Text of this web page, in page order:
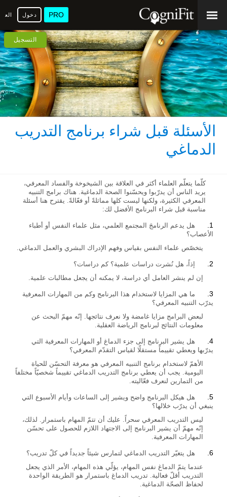
PRO دخول
التسجيل
الأسئلة قبل شراء برنامج التدريب
الدماغي
كلّما يتعلّم العلماء أكثر في العلاقة بين الشيخوخة والفساد المعرفي،
يريد الناس أن يدرّبوا ويحسّنوا الصحة الدماغية. هناك برامج التنبيه
المعرفي الكثيرة، ولكنها ليست كلها مماثلةً أو فعّالةً. يقترح هنا أسئلة
مناسبة قبل شراء البرنامج الأفضل لك:
هل يدعم الرنامجَ المجتمع العلمي، مثل علماء النفس أو أطباء
الأعصاب؟
يتخصّص علماء النفس بقياس وفهم الإدراك البشري والعمل الدماغي.
إذاً، هل نُشرت دراسات علمية؟ كم دراسات؟
إن لم ينشر العامل أي دراسة، لا يمكنه أن يجعل مطالبات علمية.
ما هي المزايا لاستخدام هذا البرنامج وكم من المهارات المعرفية
يدرّب التنبيه المعرفي؟
لبعض البرامج مزايا غامضة ولا نعرف نتائجها. إنّه مهمّ البحث عن
معلومات النتائج لبرنامج الرياضة العقلية.
هل يشير البرنامج إلى جزء الدماغ أو المهارات المعرفية التي
يدرّبها ويعطي تقييماً مستقلّا لقياس التقدّم المعرفي؟
الأهمّ لاستخدام برنامج التنبيه المعرفي هو معرفة التحسّن للحياة
اليومية. يجب أن يعطي برنامج التدريب الدماغي تقييماً شخصيّاً مختلفاً
من التمارين لنعرف فعّاليته.
هل هيكل البرنامج واضح ويشير إلى الساعات وأيام الأسبوع التي
ينبغي أن يدرّب خلالها؟
ليس التدريب المعرفي سحراً. عليك أن تتمّ المهام باستمرار. لذلك،
إنّه مهمّ أن يشير البرنامج إلى الاجتهاد اللازم للحصول على تحسّن
المهارات المعرفية.
هل يتغيّر التدريب الدماغي لتمارس شيئاً جديداً في كلّ تدريب؟
عندما يتمّ الدماغ نفس المهام، يؤلّي هذه المهام، الأمر الذي يجعل
التدريب أقلّ فعالية. تدريب الدماغ باستمرار هو الطريقة الواحدة
لحفاظ الصحّة الدماغية.